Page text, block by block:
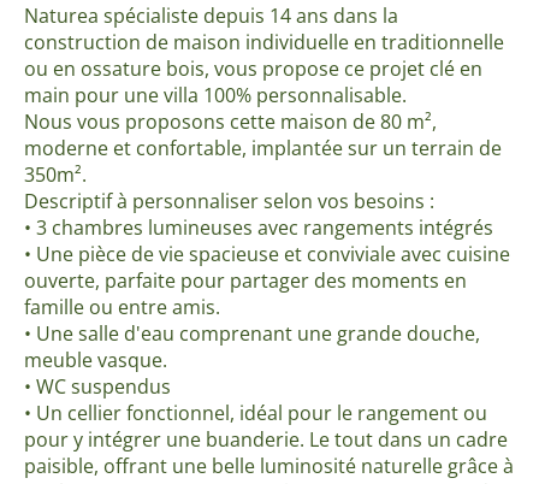
Naturea spécialiste depuis 14 ans dans la
construction de maison individuelle en traditionnelle
ou en ossature bois, vous propose ce projet clé en
main pour une villa 100% personnalisable.
Nous vous proposons cette maison de 80 m²,
moderne et confortable, implantée sur un terrain de
350m².
Descriptif à personnaliser selon vos besoins :
• 3 chambres lumineuses avec rangements intégrés
• Une pièce de vie spacieuse et conviviale avec cuisine
ouverte, parfaite pour partager des moments en
famille ou entre amis.
• Une salle d'eau comprenant une grande douche,
meuble vasque.
• WC suspendus
• Un cellier fonctionnel, idéal pour le rangement ou
pour y intégrer une buanderie. Le tout dans un cadre
paisible, offrant une belle luminosité naturelle grâce à